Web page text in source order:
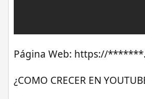
Página Web: https://
¿COMO CRECER EN